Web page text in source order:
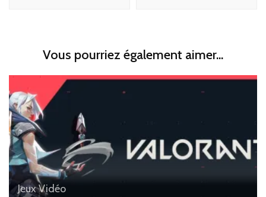
Vous pourriez également aimer...
Jeux Vidéo